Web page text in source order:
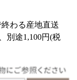
わる産地直送
別途1,100円(税